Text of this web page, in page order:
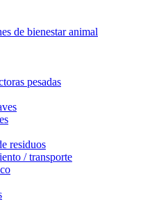
de bienestar animal
pesadas
residuos
/ transporte